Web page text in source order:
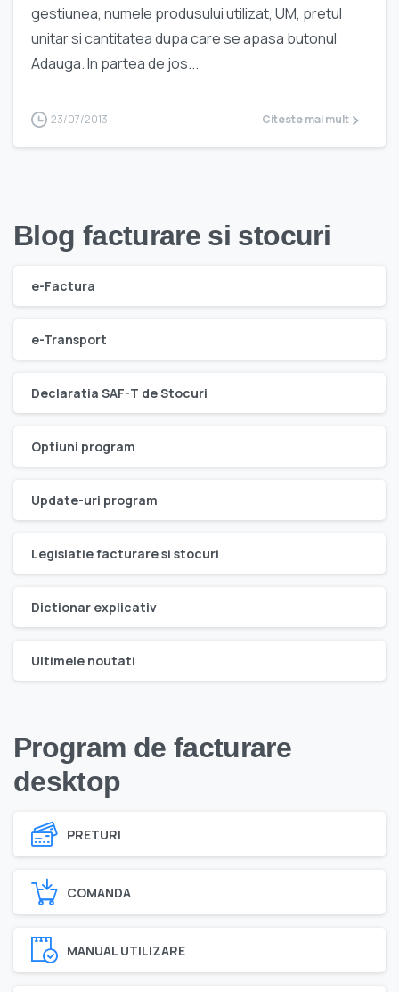
gestiunea, numele produsului utilizat, UM, pretul
unitar si cantitatea dupa care se apasa butonul
Adauga. In partea de jos...
23/07/2013 Citeste mai mult
Blog facturare si stocuri
e-Factura
e-Transport
Declaratia SAF-T de Stocuri
Optiuni program
Update-uri program
Legislatie facturare si stocuri
Dictionar explicativ
Ultimele noutati
Program de facturare
desktop
PRETURI
COMANDA
MANUAL UTILIZARE